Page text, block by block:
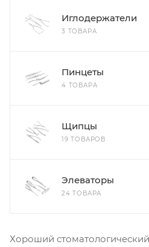
Иглодержатели
3 ТОВАРА
Пинцеты
4 ТОВАРА
Щипцы
19 ТОВАРОВ
Элеваторы
24 ТОВАРА
Хороший